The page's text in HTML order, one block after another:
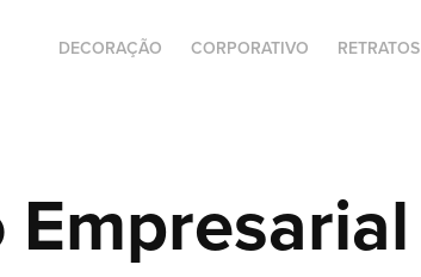
DECORAÇÃO CORPORATIVO RETRATOS